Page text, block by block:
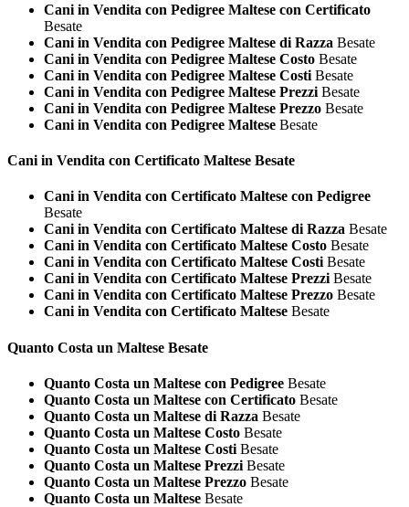
Cani in Vendita con Pedigree Maltese con Certificato
Besate
Cani in Vendita con Pedigree Maltese di Razza Besate
Cani in Vendita con Pedigree Maltese Costo Besate
Cani in Vendita con Pedigree Maltese Costi Besate
Cani in Vendita con Pedigree Maltese Prezzi Besate
Cani in Vendita con Pedigree Maltese Prezzo Besate
Cani in Vendita con Pedigree Maltese Besate
Cani in Vendita con Certificato Maltese Besate
Cani in Vendita con Certificato Maltese con Pedigree
Besate
Cani in Vendita con Certificato Maltese di Razza Besate
Cani in Vendita con Certificato Maltese Costo Besate
Cani in Vendita con Certificato Maltese CostiBesate
Cani in Vendita con Certificato Maltese PrezziBesate
Cani in Vendita con Certificato Maltese Prezzo Besate
Cani in Vendita con Certificato Maltese Besate
Quanto Costa un Maltese Besate
Quanto Costa un Maltese con Pedigree Besate
Quanto Costa un Maltese con Certificato Besate
Quanto Costa un Maltese di Razza Besate
Quanto Costa un Maltese Costo Besate
Quanto Costa un Maltese Costi Besate
Quanto Costa un Maltese Prezzi Besate
Quanto Costa un Maltese Prezzo Besate
Quanto Costa un Maltese Besate